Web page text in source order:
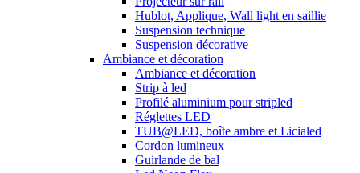
Hublot, Applique, Wall light en saillie
Suspension technique
Suspension décorative
Ambiance et décoration
Ambiance et décoration
Strip à led
Profilé aluminium pour stripled
Réglettes LED
TUB@LED, boîte ambre et Licialed
Cordon lumineux
Guirlande de bal